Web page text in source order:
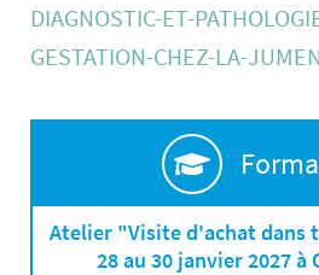
DIAGNOSTIC-ET-
GESTATION-CHEZ-LA-
Atelier "Visite d'achat dans
28 au 30 janvier 2027 à